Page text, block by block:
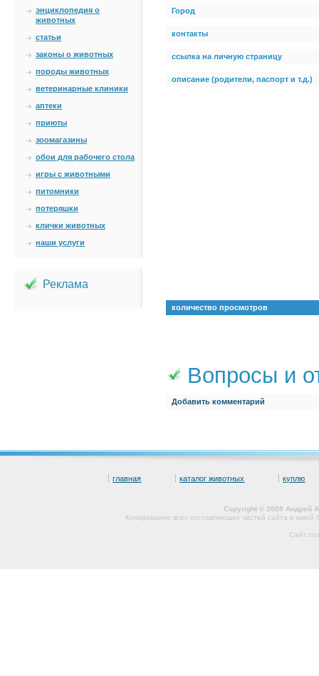
энциклопедия о
животных
статьи
законы о животных
породы животных
ветеринарные клиники
аптеки
приюты
зоомагазины
обои для рабочего стола
игры с животными
питомники
потеряшки
клички животных
наши услуги
Реклама
Город
контакты
ссылка на личную страницу
описание (родители, паспорт и т.д.)
количество просмотров
Вопросы и
Добавить комментарий
главная каталог животных куплю
Copyright © 2009 Андрей
Копирование всех составляющих частей сайта в
Сайт